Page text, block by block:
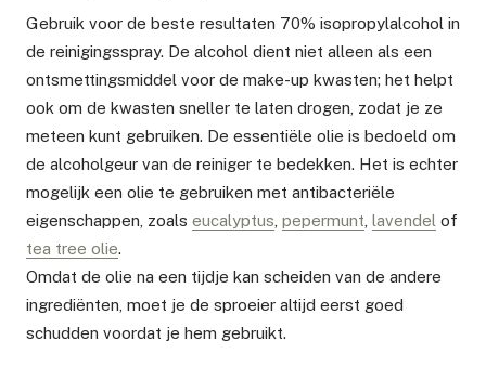
Gebruik voor de beste resultaten 70% isopropylalcohol in
de reinigingsspray. De alcohol dient niet alleen als een
ontsmettingsmiddel voor de make-up kwasten; het helpt
ook om de kwasten sneller te laten drogen, zodat je ze
meteen kunt gebruiken. De essentiële olie is bedoeld om
de alcoholgeur van de reiniger te bedekken. Het is echter
mogelijk een olie te gebruiken met antibacteriële
eigenschappen, zoals eucalyptus pepermunt lavendel of
tea tree olie.
Omdat de olie na een tijdje kan scheiden van de andere
ingrediënten, moet je de sproeier altijd eerst goed
schudden voordat je hem gebruikt.